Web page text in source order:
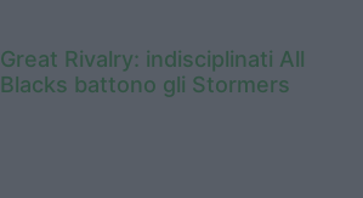
Great Rivalry: indisciplinati All
Blacks battono gli Stormers